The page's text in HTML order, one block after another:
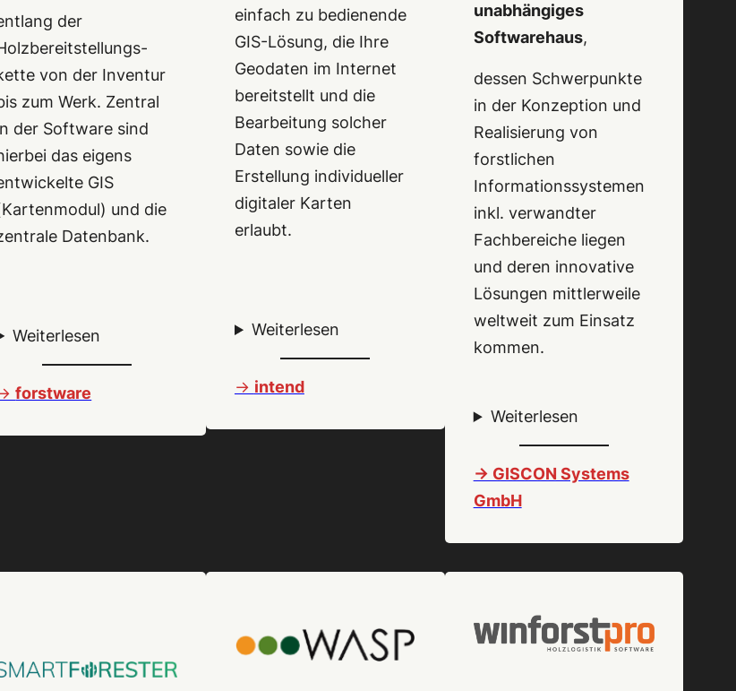
der
von der Inventur
zum Werk. Zentral
der Software sind
das eigens
GIS
und die
Datenbank.
Weiterlesen
forstware
einfach zu bedienende
GIS-Lösung, die Ihre
Geodaten im Internet
bereitstellt und die
Bearbeitung solcher
Daten sowie die
Erstellung individueller
digitaler Karten
erlaubt.
Weiterlesen
-> intend
unabhängiges
Softwarehaus,
dessen Schwerpunkte
in der Konzeption und
Realisierung von
forstlichen
Informationssystemen
inkl. verwandter
Fachbereiche liegen
und deren innovative
Lösungen mittlerweile
weltweit zum Einsatz
kommen.
Weiterlesen
-> GISCON Systems
GmbH